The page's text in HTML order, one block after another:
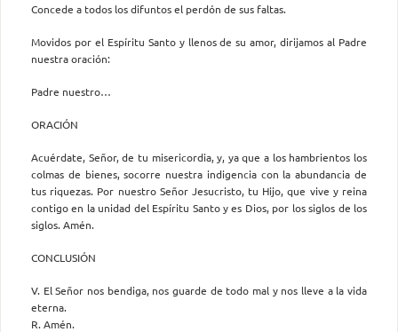
Concede a todos los difuntos el perdón de sus faltas.
Movidos por el Espíritu Santo y llenos de su amor, dirijamos al Padre
nuestra oración:
Padre nuestro…
ORACIÓN
Acuérdate, Señor, de tu misericordia, y, ya que a los hambrientos los
colmas de bienes, socorre nuestra indigencia con la abundancia de
tus riquezas. Por nuestro Señor Jesucristo, tu Hijo, que vive y reina
contigo en la unidad del Espíritu Santo y es Dios, por los siglos de los
siglos. Amén.
CONCLUSIÓN
V. El Señor nos bendiga, nos guarde de todo mal y nos lleve a la vida
eterna.
R. Amén.